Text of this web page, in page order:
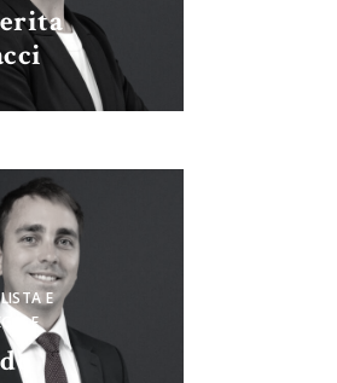
E